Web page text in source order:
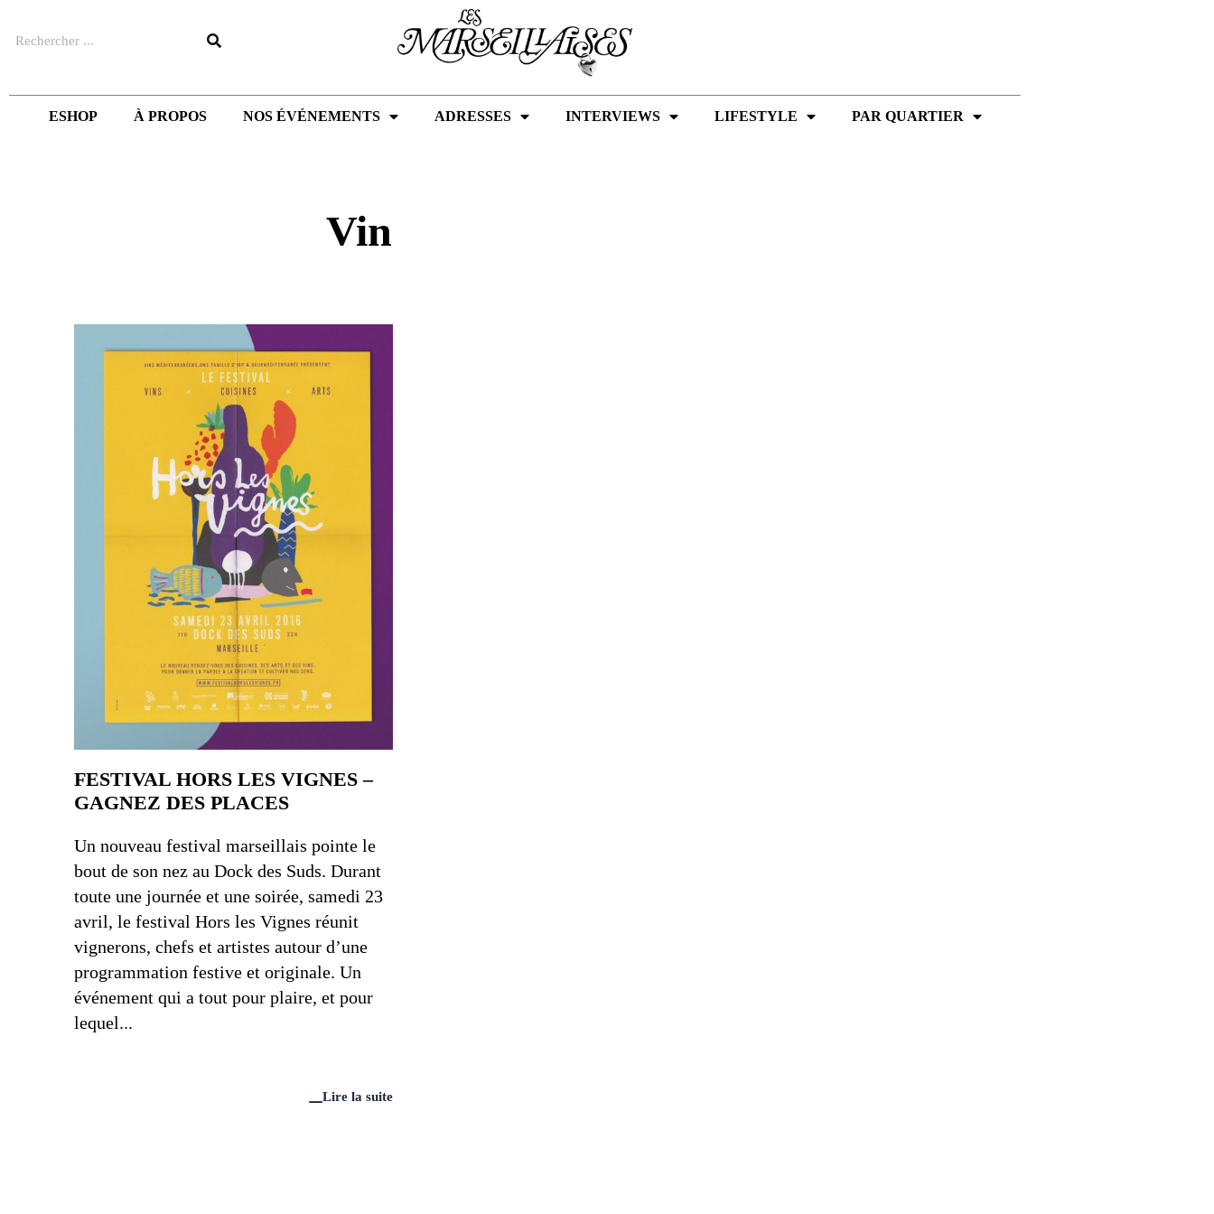
ESHOP À PROPOS NOS ÉVÉNEMENTS ADRESSES INTERVIEWS LIFESTYLE PAR QUARTIER
Vin
FESTIVAL HORS LES VIGNES –
GAGNEZ DES PLACES
Un nouveau festival marseillais pointe le
bout de son nez au Dock des Suds. Durant
toute une journée et une soirée, samedi 23
avril, le festival Hors les Vignes réunit
vignerons, chefs et artistes autour d’une
programmation festive et originale. Un
événement qui a tout pour plaire, et pour
lequel...
Lire la suite